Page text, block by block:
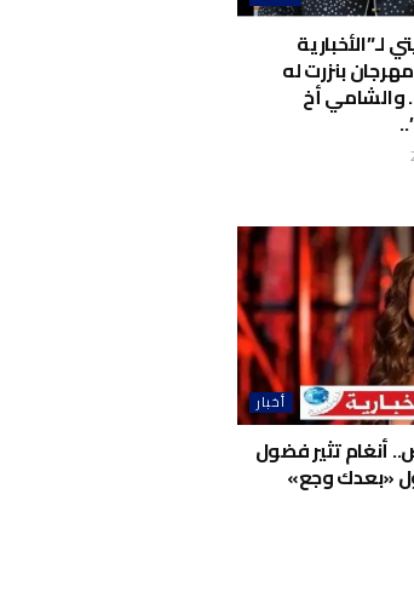
لـ”الأخبارية
بنزرت له
والشامي أخ
أخبار
أنغام تثير فضول
«بعدك وجع»